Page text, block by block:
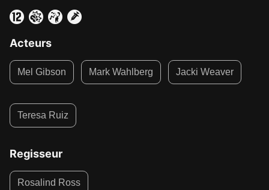
Acteurs
Mel Gibson Mark Wahlberg Jacki Weaver
Teresa Ruiz
Regisseur
Rosalind Ross